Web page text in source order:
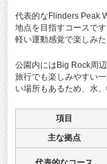
代表的なFlinders Peak
地点を目指すコースで
軽い運動感覚で楽しみた
公園内にはBig Rock周
旅行でも楽しみやすい
い場所もあるため、水
項目
主な拠点